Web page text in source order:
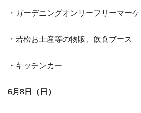
・ガーデニングオンリーフリーマーケ
・若松お土産等の物販、飲食ブース
・キッチンカー
6月8日（日）